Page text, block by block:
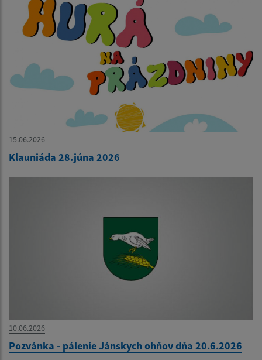
15.06.2026
Klauniáda 28.júna 2026
10.06.2026
Pozvánka - pálenie Jánskych ohňov dňa 20.6.2026